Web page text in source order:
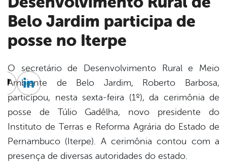
Belo Jardim participa de
posse no Iterpe
O secretário de Desenvolvimento Rural e Meio
Ambiente de Belo Jardim, Roberto Barbosa,
participou, nesta sexta-feira (1º), da cerimônia de
posse de Túlio Gadêlha, novo presidente do
Instituto de Terras e Reforma Agrária do Estado de
Pernambuco (Iterpe). A cerimônia contou com a
presença de diversas autoridades do estado.
TwitterLinkedin